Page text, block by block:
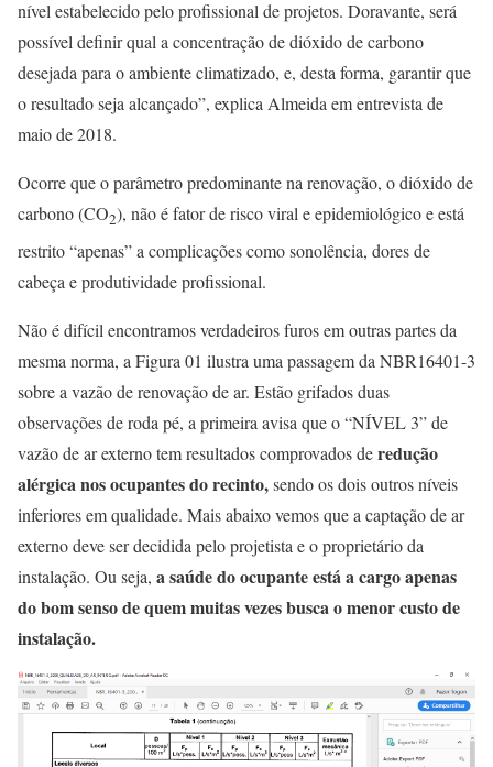
nível estabelecido pelo profissional de projetos. Doravante, será
possível definir qual a concentração de dióxido de carbono
desejada para o ambiente climatizado, e, desta forma, garantir que
o resultado seja alcançado”, explica Almeida em entrevista de
maio de 2018.
Ocorre que o parâmetro predominante na renovação, o dióxido de
carbono (CO2), não é fator de risco viral e epidemiológico e está
restrito “apenas” a complicações como sonolência, dores de
cabeça e produtividade profissional.
Não é difícil encontramos verdadeiros furos em outras partes da
mesma norma, a Figura 01 ilustra uma passagem da NBR16401-3
sobre a vazão de renovação de ar. Estão grifados duas
observações de roda pé, a primeira avisa que o “NÍVEL 3” de
vazão de ar externo tem resultados comprovados deredução
alérgica nos ocupantes do recinto,sendo os dois outros níveis
inferiores em qualidade. Mais abaixo vemos que a captação de ar
externo deve ser decidida pelo projetista e o proprietário da
instalação. Ou seja, a saúde do ocupante está a cargo apenas
do bom senso de quem muitas vezes busca o menor custo de
instalação.